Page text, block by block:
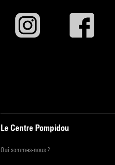
Le Centre Pompidou
Qui sommes-nous ?